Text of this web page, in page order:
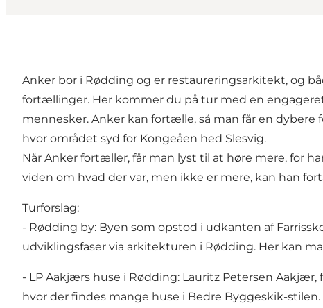
Anker bor i Rødding og er restaureringsarkitekt, og
fortællinger. Her kommer du på tur med en
mennesker. Anker kan fortælle, så man får en
hvor området syd for Kongeåen hed Slesvig.
Når Anker fortæller, får man lyst til at høre mere, for
viden om hvad der var, men ikke er mere, kan han
Turforslag:
- Rødding by: Byen som opstod i udkanten af
udviklingsfaser via arkitekturen i Rødding. Her kan
- LP Aakjærs huse i Rødding: Lauritz Petersen
hvor der findes mange huse i Bedre Byggeskik-